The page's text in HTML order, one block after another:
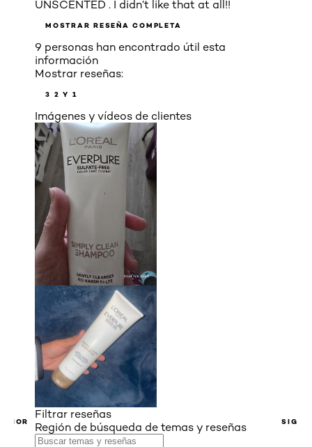
UNSCENTED . I didn’t like that at all!!
MOSTRAR RESEÑA COMPLETA
9 personas han encontrado útil esta
información
Mostrar reseñas:
3 2 Y 1
Imágenes y vídeos de clientes
Filtrar reseñas
Región de búsqueda de temas y reseñas